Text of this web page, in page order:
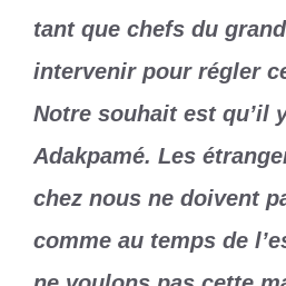
tant que chefs du
intervenir pour régler
Notre souhait est qu’il
Adakpamé. Les
chez nous ne doivent
comme au temps de